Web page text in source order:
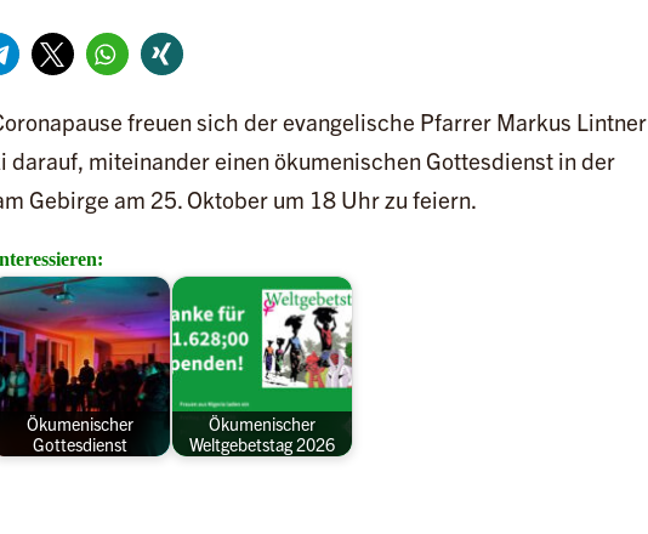
freuen sich der evangelische Pfarrer Markus Lintner
darauf, miteinander einen ökumenischen Gottesdienst in der
Gebirge am 25. Oktober um 18 Uhr zu feiern.
Ökumenischer
Gottesdienst
Ökumenischer
Weltgebetstag 2026